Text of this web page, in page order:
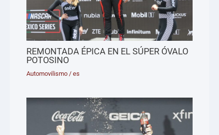
REMONTADA ÉPICA EN EL SÚPER ÓVALO
POTOSINO
Automovilismo /es